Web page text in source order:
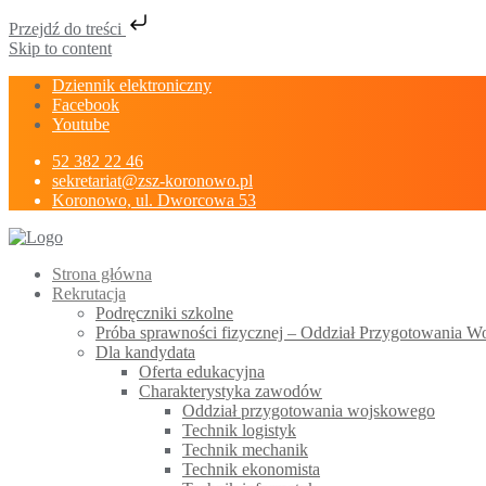
Przejdź do treści
Skip to content
Dziennik elektroniczny
Facebook
Youtube
52 382 22 46
sekretariat@zsz-koronowo.pl
Koronowo, ul. Dworcowa 53
Strona główna
Rekrutacja
Podręczniki szkolne
Próba sprawności fizycznej – Oddział Przygotowania
Dla kandydata
Oferta edukacyjna
Charakterystyka zawodów
Oddział przygotowania wojskowego
Technik logistyk
Technik mechanik
Technik ekonomista